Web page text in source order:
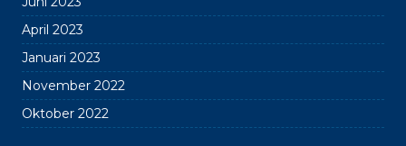
April 2023
Januari 2023
November 2022
Oktober 2022